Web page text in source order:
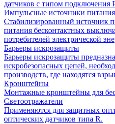
датчиков с типом подключения
Импульсные источники питания
Стабилизированный источник
питания бесконтактных
потребителей электрической
Барьеры искрозащиты
Барьеры искрозащиты
искробезопасных цепей,
производств, где находятся
Кронштейны
Монтажные кронштейны для
Светоотражатели
Применяются для защитных
оптических датчиков типа R.